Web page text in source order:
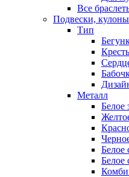
Все
Подвески, кулоны
Тип
Металл
Белое
Белое
Белое